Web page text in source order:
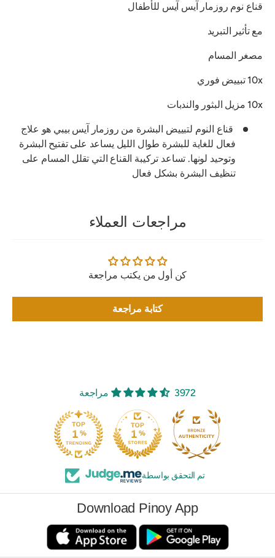
قناع نوم روزمار آيس آيس للأطفال
مع تأثير التبريد
مصغر المسام
10x تبييض فوري
10x مزيل البثور والندبات
قناع النوم لتبييض البشرة من روزمار آيس بيبي هو علاج
فعال للغاية للبشرة طوال الليل يساعد على تفتيح البشرة
وتوحيد لونها. تساعد تركيبة القناع التي تقلل المسام على
تنظيف البشرة بشكل فعال
مراجعات العملاء
كن أول من يكتب مراجعة
كتابة مراجعة
3972 مراجعة
تم التحقق بواسطة
Download Pinoy App